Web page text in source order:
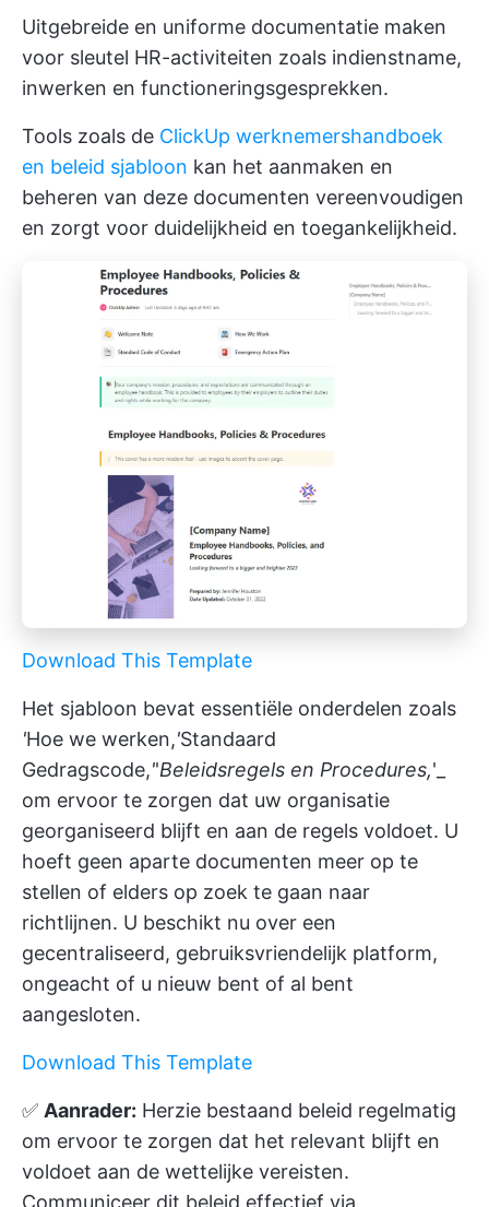
Uitgebreide en uniforme documentatie maken
voor sleutel HR-activiteiten zoals indienstname,
inwerken en functioneringsgesprekken.
Tools zoals de ClickUp werknemershandboek
en beleid sjabloon kan het aanmaken en
beheren van deze documenten vereenvoudigen
en zorgt voor duidelijkheid en toegankelijkheid.
Download This Template
Het sjabloon bevat essentiële onderdelen zoals
'Hoe we werken,'Standaard
Gedragscode,''Beleidsregels en Procedures,'_
om ervoor te zorgen dat uw organisatie
georganiseerd blijft en aan de regels voldoet. U
hoeft geen aparte documenten meer op te
stellen of elders op zoek te gaan naar
richtlijnen. U beschikt nu over een
gecentraliseerd, gebruiksvriendelijk platform,
ongeacht of u nieuw bent of al bent
aangesloten.
Download This Template
✅ Aanrader: Herzie bestaand beleid regelmatig
om ervoor te zorgen dat het relevant blijft en
voldoet aan de wettelijke vereisten.
Communiceer dit beleid effectief via